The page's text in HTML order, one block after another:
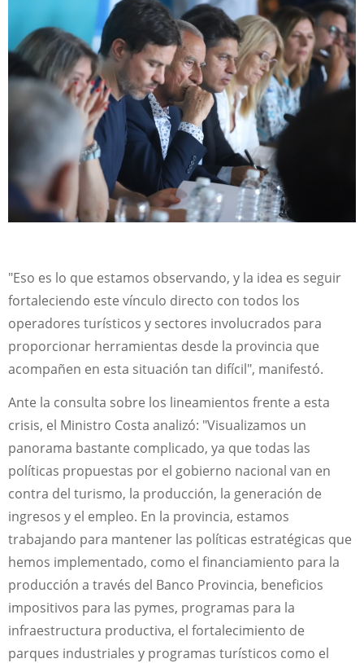
"Eso es lo que estamos observando, y la idea es seguir
fortaleciendo este vínculo directo con todos los
operadores turísticos y sectores involucrados para
proporcionar herramientas desde la provincia que
acompañen en esta situación tan difícil", manifestó.
Ante la consulta sobre los lineamientos frente a esta
crisis, el Ministro Costa analizó: "Visualizamos un
panorama bastante complicado, ya que todas las
políticas propuestas por el gobierno nacional van en
contra del turismo, la producción, la generación de
ingresos y el empleo. En la provincia, estamos
trabajando para mantener las políticas estratégicas que
hemos implementado, como el financiamiento para la
producción a través del Banco Provincia, beneficios
impositivos para las pymes, programas para la
infraestructura productiva, el fortalecimiento de
parques industriales y programas turísticos como el